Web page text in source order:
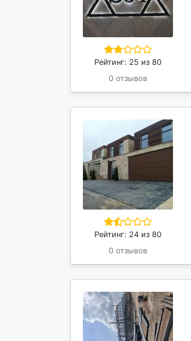
Рейтинг: 25 из 80
0 отзывов
Рейтинг: 24 из 80
0 отзывов